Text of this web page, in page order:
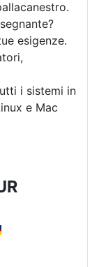
esigenze.
i sistemi in
e Mac